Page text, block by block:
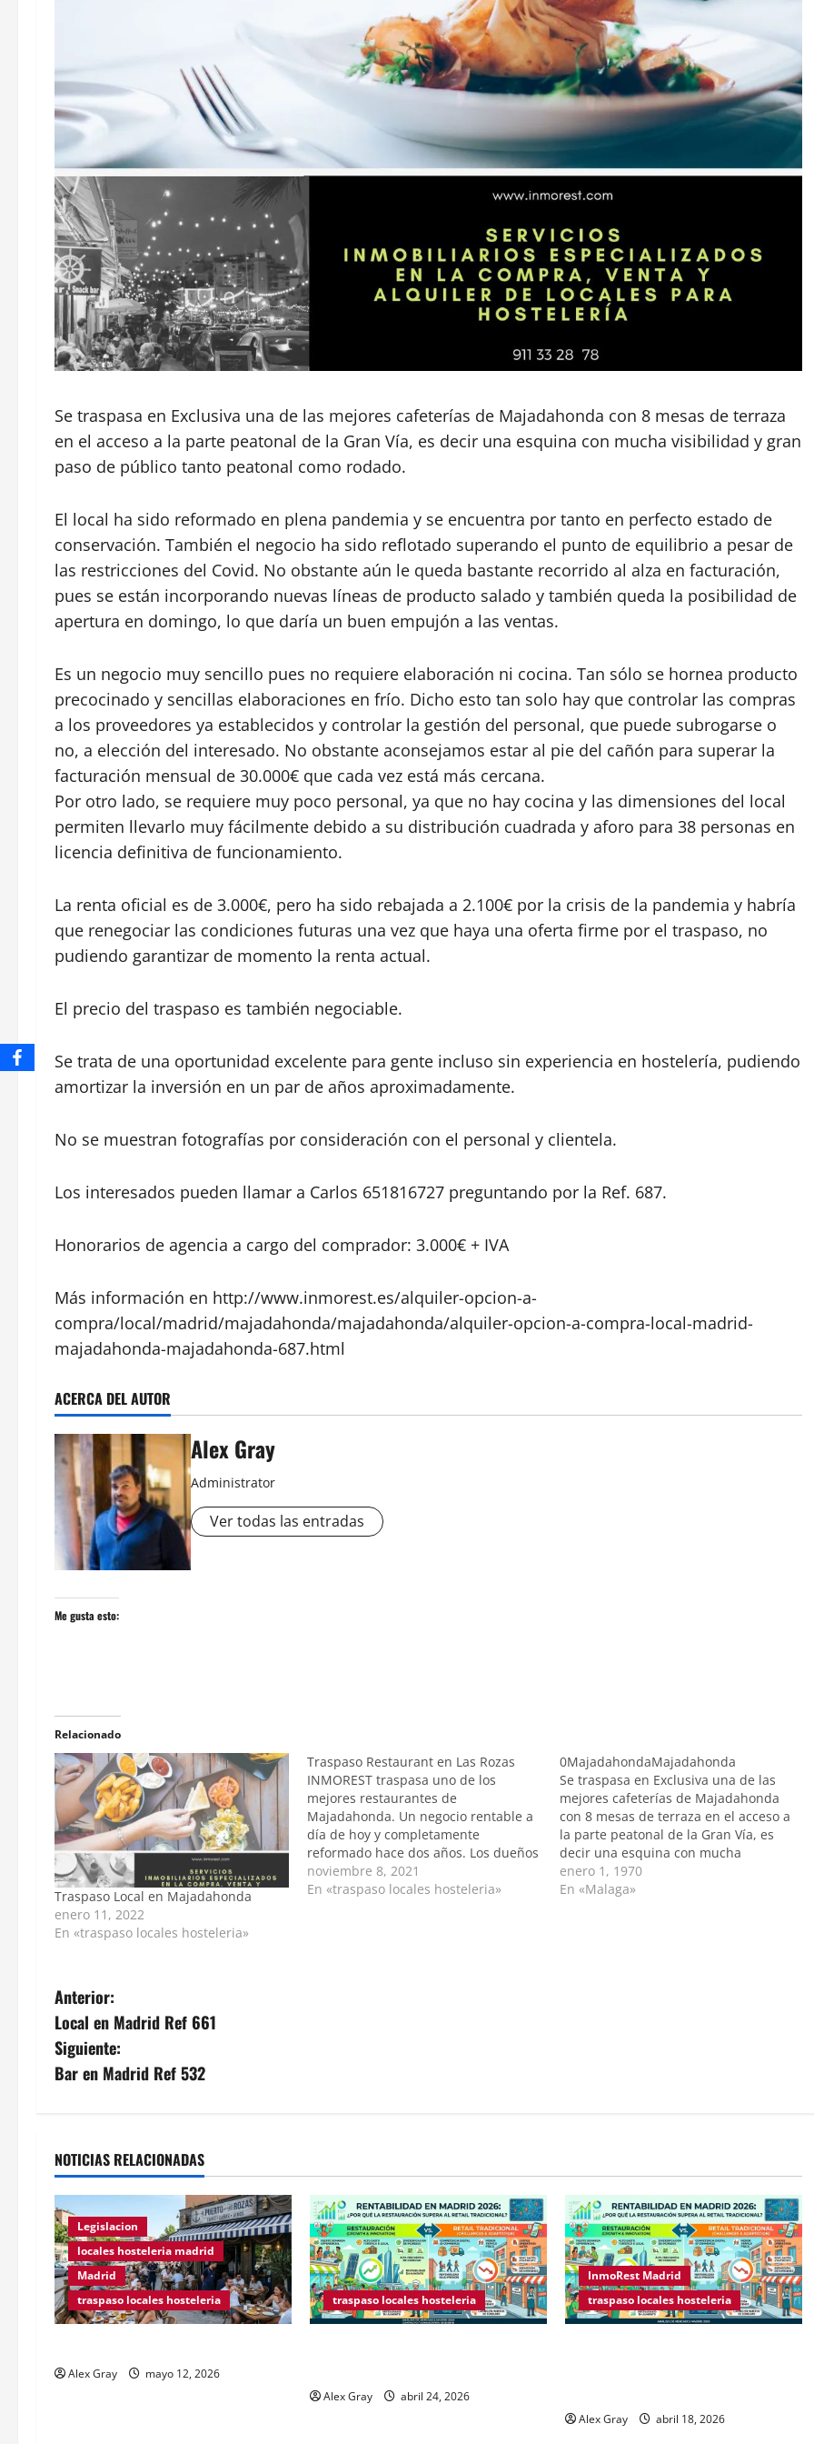
Se traspasa en Exclusiva una de las mejores cafeterías de Majadahonda con 8 mesas de terraza
en el acceso a la parte peatonal de la Gran Vía, es decir una esquina con mucha visibilidad y gran
paso de público tanto peatonal como rodado.
El local ha sido reformado en plena pandemia y se encuentra por tanto en perfecto estado de
conservación. También el negocio ha sido reflotado superando el punto de equilibrio a pesar de
las restricciones del Covid. No obstante aún le queda bastante recorrido al alza en facturación,
pues se están incorporando nuevas líneas de producto salado y también queda la posibilidad de
apertura en domingo, lo que daría un buen empujón a las ventas.
Es un negocio muy sencillo pues no requiere elaboración ni cocina. Tan sólo se hornea producto
precocinado y sencillas elaboraciones en frío. Dicho esto tan solo hay que controlar las compras
a los proveedores ya establecidos y controlar la gestión del personal, que puede subrogarse o
no, a elección del interesado. No obstante aconsejamos estar al pie del cañón para superar la
facturación mensual de 30.000€ que cada vez está más cercana.
Por otro lado, se requiere muy poco personal, ya que no hay cocina y las dimensiones del local
permiten llevarlo muy fácilmente debido a su distribución cuadrada y aforo para 38 personas en
licencia definitiva de funcionamiento.
La renta oficial es de 3.000€, pero ha sido rebajada a 2.100€ por la crisis de la pandemia y habría
que renegociar las condiciones futuras una vez que haya una oferta firme por el traspaso, no
pudiendo garantizar de momento la renta actual.
El precio del traspaso es también negociable.
Se trata de una oportunidad excelente para gente incluso sin experiencia en hostelería, pudiendo
amortizar la inversión en un par de años aproximadamente.
No se muestran fotografías por consideración con el personal y clientela.
Los interesados pueden llamar a Carlos 651816727 preguntando por la Ref. 687.
Honorarios de agencia a cargo del comprador: 3.000€ + IVA
Más información en http://www.inmorest.es/alquiler-opcion-a-
compra/local/madrid/majadahonda/majadahonda/alquiler-opcion-a-compra-local-madrid-
majadahonda-majadahonda-687.html
ACERCA DEL AUTOR
Alex Gray
Administrator
Ver todas las entradas
Me gusta esto:
Relacionado
Traspaso Local en Majadahonda
enero 11, 2022
En «traspaso locales hosteleria»
Traspaso Restaurant en Las Rozas
INMOREST traspasa uno de los
mejores restaurantes de
Majadahonda. Un negocio rentable a
día de hoy y completamente
reformado hace dos años. Los dueños
han llegado a un status que les
permite dejar de trabajar y ofrecen
noviembre 8, 2021
En «traspaso locales hosteleria»
0MajadahondaMajadahonda
Se traspasa en Exclusiva una de las
mejores cafeterías de Majadahonda
con 8 mesas de terraza en el acceso a
la parte peatonal de la Gran Vía, es
decir una esquina con mucha
visibilidad y gran paso de público
tanto peatonal como rodado. El local
enero 1, 1970
En «Malaga»
Anterior:
Local en Madrid Ref 661
Siguiente:
Bar en Madrid Ref 532
NOTICIAS RELACIONADAS
Legislacion
locales hosteleria madrid
Madrid
traspaso locales hosteleria
Alex Gray mayo 12, 2026
traspaso locales hosteleria
Alex Gray abril 24, 2026
InmoRest Madrid
traspaso locales hosteleria
Alex Gray abril 18, 2026